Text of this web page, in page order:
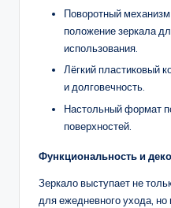
Поворотный
положение зеркала
использования.
Лёгкий пластиковый
и долговечность.
Настольный формат
поверхностей.
Функциональность и
Зеркало выступает не
для ежедневного ухода, но